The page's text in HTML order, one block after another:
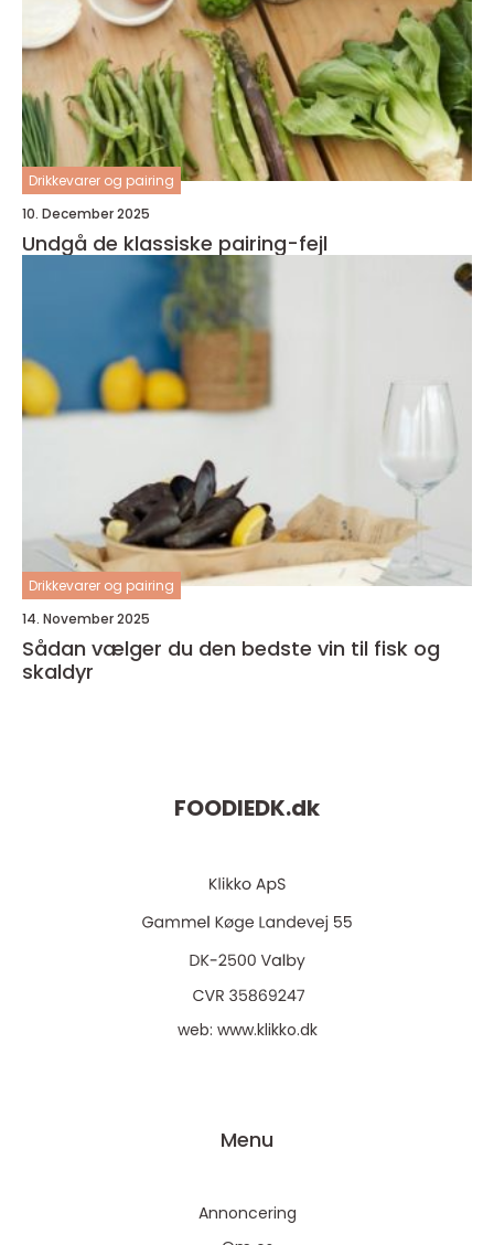
Drikkevarer og pairing
10. December 2025
Undgå de klassiske pairing-fejl
Drikkevarer og pairing
14. November 2025
Sådan vælger du den bedste vin til fisk og
skaldyr
FOODIEDK.dk
web: www.klikko.dk
Menu
Annoncering